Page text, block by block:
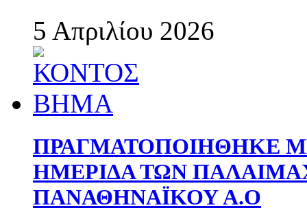
5 Απριλίου 2026
ΠΡΑΓΜΑΤΟΠΟΙΗΘΗΚΕ
ΗΜΕΡΙΔΑ ΤΩΝ
ΠΑΝΑΘΗΝΑΪΚΟΥ Α.Ο